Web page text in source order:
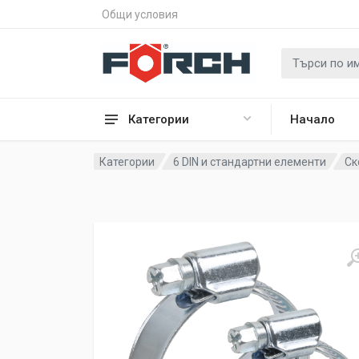
Общи условия
Категории Начало
Категории 6 DIN и стандартни елементи